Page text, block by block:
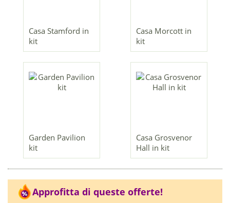
Casa Stamford in
kit
Casa Morcott in
kit
Garden Pavilion
kit
Casa Grosvenor
Hall in kit
Approfitta di queste offerte!